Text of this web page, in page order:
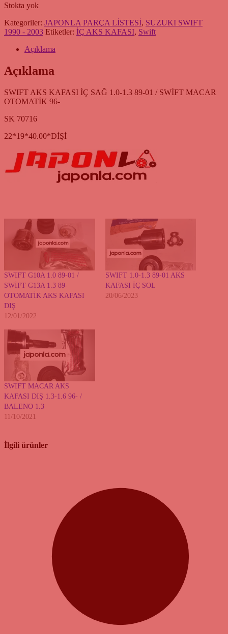
Stokta yok
Kategoriler: JAPONLA PARÇA LİSTESİ, SUZUKI SWIFT
1990 - 2003 Etiketler: İÇ AKS KAFASI, Swift
Açıklama
Açıklama
SWIFT AKS KAFASI İÇ SAĞ 1.0-1.3 89-01 / SWİFT MACAR
OTOMATİK 96-
SK 70716
22*19*40.00*DİŞİ
SWIFT G10A 1.0 89-01 /
SWİFT G13A 1.3 89-
OTOMATİK AKS KAFASI
DIŞ
12/01/2022
SWIFT 1.0-1.3 89-01 AKS
KAFASI İÇ SOL
20/06/2023
SWIFT MACAR AKS
KAFASI DIŞ 1.3-1.6 96- /
BALENO 1.3
11/10/2021
İlgili ürünler